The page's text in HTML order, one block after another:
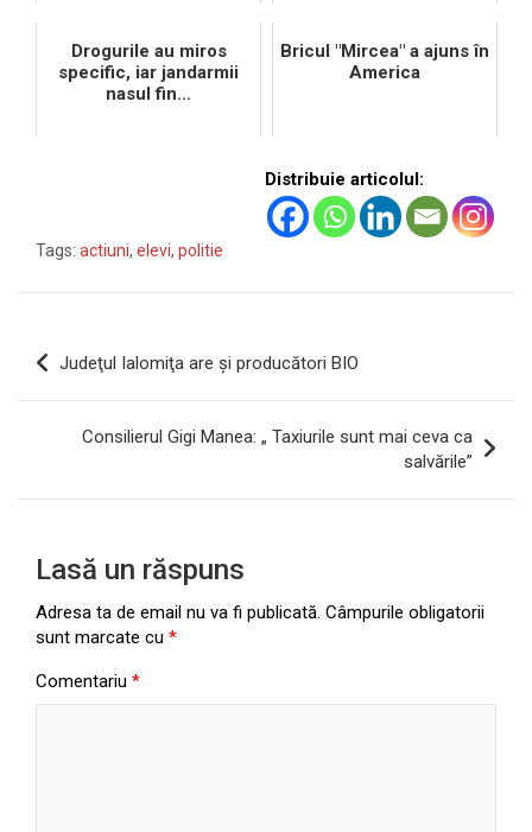
Drogurile au miros
specific, iar jandarmii
nasul fin...
Bricul "Mircea" a ajuns în
America
Distribuie articolul:
Tags: actiuni, elevi, politie
Navigare
articole
Judeţul Ialomiţa are şi producători BIO
Consilierul Gigi Manea: „ Taxiurile sunt mai ceva ca
salvările”
Lasă un răspuns
Adresa ta de email nu va fi publicată. Câmpurile obligatorii
sunt marcate cu *
Comentariu *